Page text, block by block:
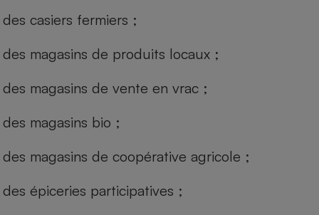
des casiers fermiers ;
des magasins de produits locaux ;
des magasins de vente en vrac ;
des magasins bio ;
des magasins de coopérative agricole ;
des épiceries participatives ;